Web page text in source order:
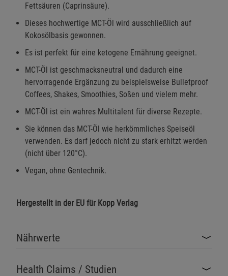
Fettsäuren (Caprinsäure).
Dieses hochwertige MCT-Öl wird ausschließlich auf
Kokosölbasis gewonnen.
Es ist perfekt für eine ketogene Ernährung geeignet.
MCT-Öl ist geschmacksneutral und dadurch eine
hervorragende Ergänzung zu beispielsweise Bulletproof
Coffees, Shakes, Smoothies, Soßen und vielem mehr.
MCT-Öl ist ein wahres Multitalent für diverse Rezepte.
Sie können das MCT-Öl wie herkömmliches Speiseöl
verwenden. Es darf jedoch nicht zu stark erhitzt werden
(nicht über 120°C).
Vegan, ohne Gentechnik.
Hergestellt in der EU für Kopp Verlag
Nährwerte
Health Claims / Studien